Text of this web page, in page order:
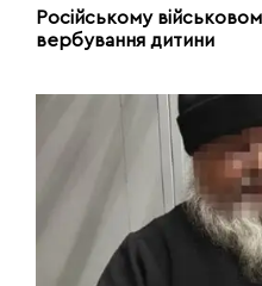
Російському
вербування дитини